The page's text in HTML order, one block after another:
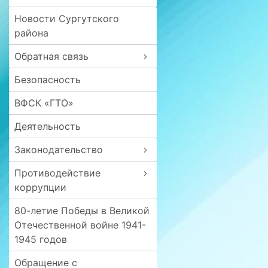
Новости Сургутского
района
Обратная связь
Безопасность
ВФСК «ГТО»
Деятельность
Законодательство
Противодействие
коррупции
80-летие Победы в Великой
Отечественной войне 1941-
1945 годов
Обращение с